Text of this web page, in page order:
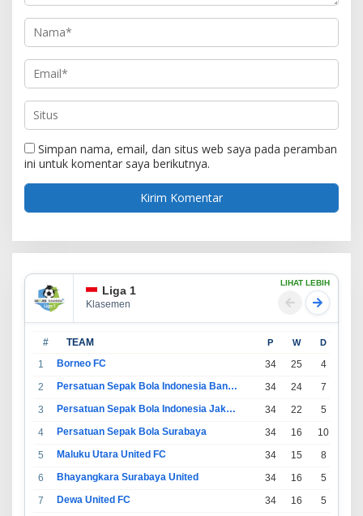
Simpan nama, email, dan situs web saya pada peramban
ini untuk komentar saya berikutnya.
Liga 1
Klasemen
LIHAT LEBIH
# TEAM P W D
1 Borneo FC 34 25 4
2
Persatuan Sepak Bola Indonesia Bandung 34 24 7
3
Persatuan Sepak Bola Indonesia Jakarta 34 22 5
4
Persatuan Sepak Bola Surabaya 34 16 10
5
Maluku Utara United FC 34 15 8
6
Bhayangkara Surabaya United 34 16 5
7
Dewa United FC 34 16 5